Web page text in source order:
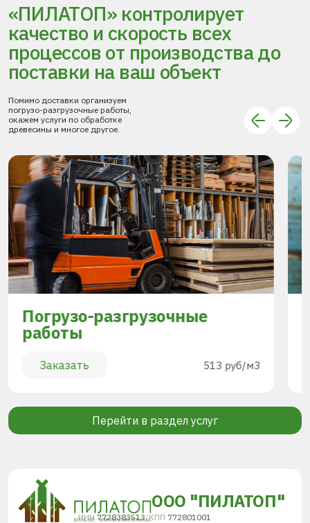
«ПИЛАТОП» контролирует
качество и скорость всех
процессовот производства до
поставки на ваш объект
Помимо доставки организуем
погрузо-разгрузочные работы,
окажем услуги по обработке
древесины и многое другое.
Погрузо-разгрузочные
работы
Заказать 513 руб/м3
Перейти в раздел услуг
ООО "ПИЛАТОП"
ИНН 7728383513/КПП 772801001